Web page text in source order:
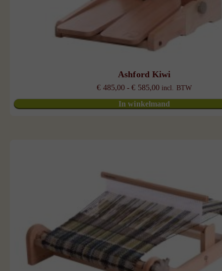
Ashford Kiwi
€ 485,00 - € 585,00Prijsklasse:
tot
incl. BTW
In winkelmand